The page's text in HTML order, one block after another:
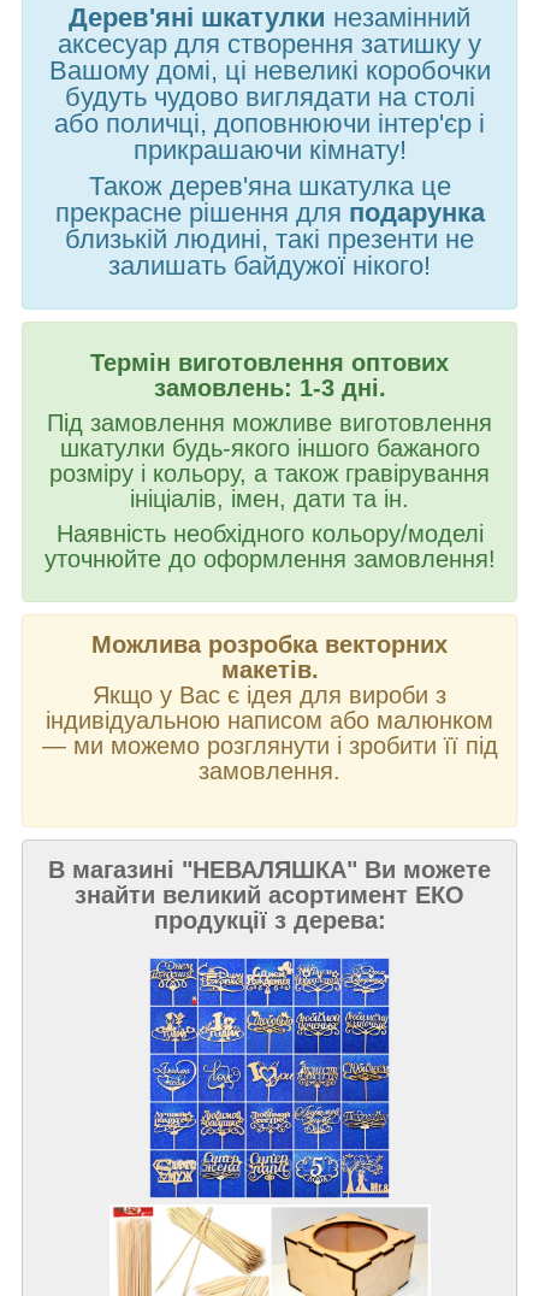
Дерев'яні шкатулки незамінний
аксесуар для створення затишку у
Вашому домі, ці невеликі коробочки
будуть чудово виглядати на столі
або поличці, доповнюючи інтер'єр і
прикрашаючи кімнату!
Також дерев'яна шкатулка це
прекрасне рішення для подарунка
близькій людині, такі презенти не
залишать байдужої нікого!
Термін виготовлення оптових
замовлень: 1-3 дні.
Під замовлення можливе виготовлення
шкатулки будь-якого іншого бажаного
розміру і кольору, а також гравірування
ініціалів, імен, дати та ін.
Наявність необхідного кольору/моделі
уточнюйте до оформлення замовлення!
Можлива розробка векторних
макетів.
Якщо у Вас є ідея для вироби з
індивідуальною написом або малюнком
—ми можемо розглянути і зробити її під
замовлення.
В магазині "НЕВАЛЯШКА" Ви можете
знайти великий асортимент ЕКО
продукції з дерева: